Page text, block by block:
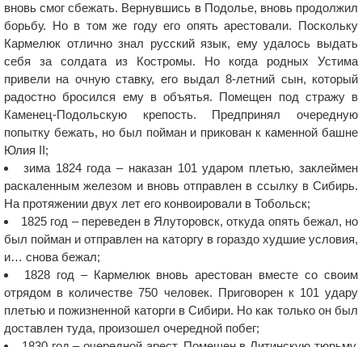
вновь смог сбежать. Вернувшись в Подолье, вновь продолжил
борьбу. Но в том же году его опять арестовали. Поскольку
Кармелюк отлично знал русский язык, ему удалось выдать
себя за солдата из Костромы. Но когда родных Устима
привели на очную ставку, его выдал 8-летний сын, который
радостно бросился ему в объятья. Помещен под стражу в
Каменец-Подольскую крепость. Предпринял очередную
попытку бежать, но был пойман и прикован к каменной башне
Юлия II;
зима 1824 года – наказан 101 ударом плетью, заклеймен
раскаленным железом и вновь отправлен в ссылку в Сибирь.
На протяжении двух лет его конвоировали в Тобольск;
1825 год – переведен в Ялуторовск, откуда опять бежал, но
был пойман и отправлен на каторгу в гораздо худшие условия,
и… снова бежал;
1828 год – Кармелюк вновь арестован вместе со своим
отрядом в количестве 750 человек. Приговорен к 101 удару
плетью и пожизненной каторги в Сибири. Но как только он был
доставлен туда, произошел очередной побег;